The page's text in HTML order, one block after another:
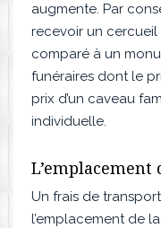
augmente. Par
recevoir un cercueil
comparé à un
funéraires dont le
prix d’un caveau
individuelle.
L’emplacement
Un frais de
l’emplacement de